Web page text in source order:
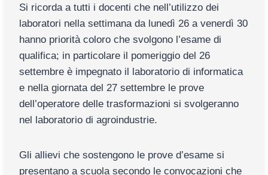
Si ricorda a tutti i docenti che nell’utilizzo dei
laboratori nella settimana da lunedì 26 a venerdì 30
hanno priorità coloro che svolgono l’esame di
qualifica; in particolare il pomeriggio del 26
settembre è impegnato il laboratorio di informatica
e nella giornata del 27 settembre le prove
dell’operatore delle trasformazioni si svolgeranno
nel laboratorio di agroindustrie.
Gli allievi che sostengono le prove d’esame si
presentano a scuola secondo le convocazioni che